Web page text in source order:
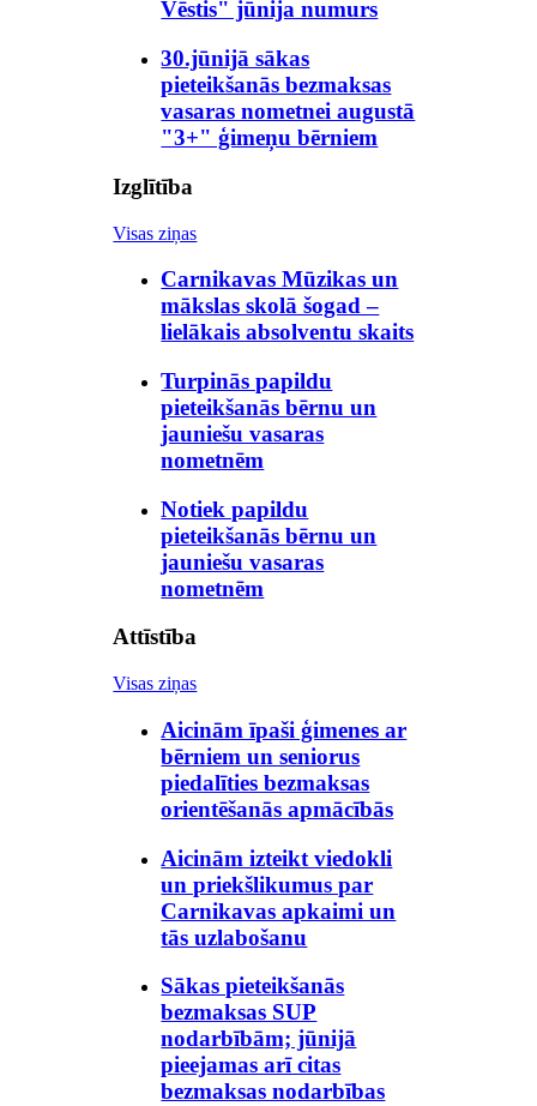
Vēstis" jūnija numurs
30.jūnijā sākas
pieteikšanās bezmaksas
vasaras nometnei augustā
"3+" ģimeņu bērniem
Izglītība
Visas ziņas
Carnikavas Mūzikas un
mākslas skolā šogad –
lielākais absolventu skaits
Turpinās papildu
pieteikšanās bērnu un
jauniešu vasaras
nometnēm
Notiek papildu
pieteikšanās bērnu un
jauniešu vasaras
nometnēm
Attīstība
Visas ziņas
Aicinām īpaši ģimenes ar
bērniem un seniorus
piedalīties bezmaksas
orientēšanās apmācībās
Aicinām izteikt viedokli
un priekšlikumus par
Carnikavas apkaimi un
tās uzlabošanu
Sākas pieteikšanās
bezmaksas SUP
nodarbībām; jūnijā
pieejamas arī citas
bezmaksas nodarbības